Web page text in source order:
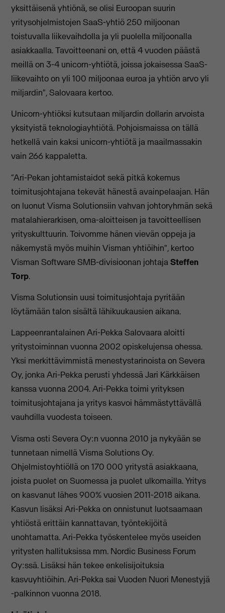
yksittäisenä yhtiönä, se olisi Euroopan suurin
yritysohjelmistojen SaaS-yhtiö 250 miljoonan
toistuvalla liikevaihdolla ja yli puolella miljoonalla
asiakkaalla. Tavoitteenani on, että 4 vuoden päästä
meillä on 3-4 unicorn-yhtiötä, joissa jokaisessa SaaS-
liikevaihto on yli 100 miljoonaa euroa ja yhtiön arvo yli
miljardin", Salovaara kertoo.
Unicorn-yhtiöksi kutsutaan miljardin dollarin arvoista
yksityistä teknologiayhtiötä. Pohjoismaissa on tällä
hetkellä vain kaksi unicorn-yhtiötä ja maailmassakin
vain 266 kappaletta.
“Ari-Pekan johtamistaidot sekä pitkä kokemus
toimitusjohtajana tekevät hänestä avainpelaajan. Hän
on luonut Visma Solutionsiin vahvan johtoryhmän sekä
matalahierarkisen, oma-aloitteisen ja tavoitteellisen
yrityskulttuurin. Toivomme hänen vievän oppeja ja
näkemystä myös muihin Visman yhtiöihin", kertoo
Visman Software SMB-divisioonan johtajaSteffen
Torp.
Visma Solutionsin uusi toimitusjohtaja pyritään
löytämään talon sisältä lähikuukausien aikana.
Lappeenrantalainen Ari-Pekka Salovaara aloitti
yritystoiminnan vuonna 2002 opiskelujensa ohessa.
Yksi merkittävimmistä menestystarinoista on Severa
Oy, jonka Ari-Pekka perusti yhdessä Jari Kärkkäisen
kanssa vuonna 2004. Ari-Pekka toimi yrityksen
toimitusjohtajana ja yritys kasvoi hämmästyttävällä
vauhdilla vuodesta toiseen.
Visma osti Severa Oy:n vuonna 2010 ja nykyään se
tunnetaan nimellä Visma Solutions Oy.
Ohjelmistoyhtiöllä on 170 000 yritystä asiakkaana,
joista puolet on Suomessa ja puolet ulkomailla. Yritys
on kasvanut lähes 900% vuosien 2011-2018 aikana.
Kasvun lisäksi Ari-Pekka on onnistunut luotsaamaan
yhtiöstä erittäin kannattavan, työntekijöitä
unohtamatta. Ari-Pekka työskentelee myös useiden
yritysten hallituksissa mm. Nordic Business Forum
Oy:ssä. Lisäksi hän tekee enkelisijoituksia
kasvuyhtiöihin. Ari-Pekka sai Vuoden Nuori Menestyjä
-palkinnon vuonna 2018.